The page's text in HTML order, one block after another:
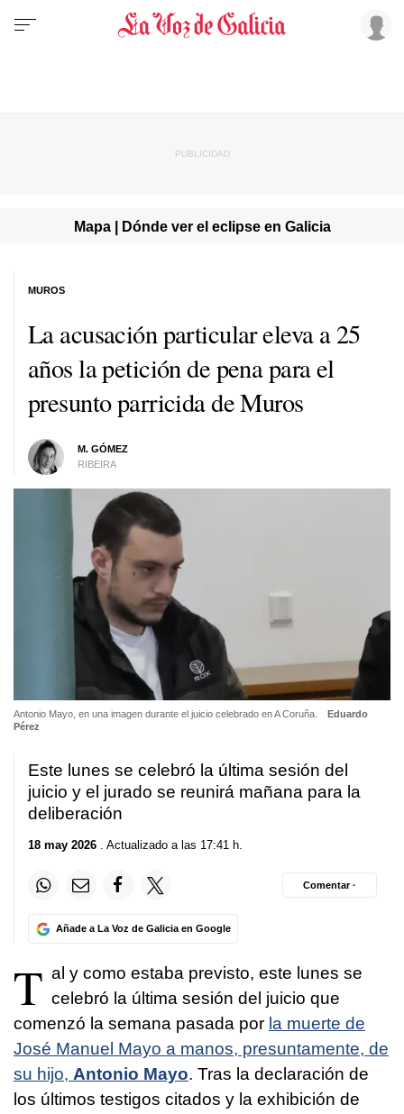
Mapa | Dónde ver el eclipse en Galicia
La acusación particular eleva a 25
años la petición de pena para el
presunto parricida de Muros
M. GÓMEZ
RIBEIRA
MUROS
Antonio Mayo, en una imagen durante el juicio celebrado en A Coruña.
Eduardo
Pérez
Este lunes se celebró la última sesión del
juicio y el jurado se reunirá mañana para la
deliberación
18 may 2026 . Actualizado a las 17:41 h.
Añade a La Voz de Galicia en Google
Comentar ·
T al y como estaba previsto, este lunes se
celebró la última sesión del juicio que
comenzó la semana pasada por la muerte de
José Manuel Mayo a manos, presuntamente, de
su hijo, Antonio Mayo. Tras la declaración de
los últimos testigos citados y la exhibición de